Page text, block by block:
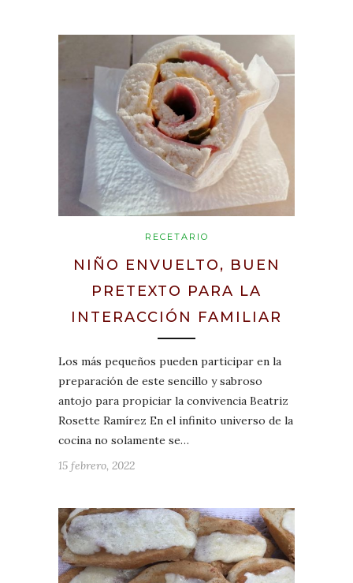
RECETARIO
NIÑO ENVUELTO, BUEN
PRETEXTO PARA LA
INTERACCIÓN FAMILIAR
Los más pequeños pueden participar en la
preparación de este sencillo y sabroso
antojo para propiciar la convivencia Beatriz
Rosette Ramírez En el infinito universo de la
cocina no solamente se…
15 febrero, 2022